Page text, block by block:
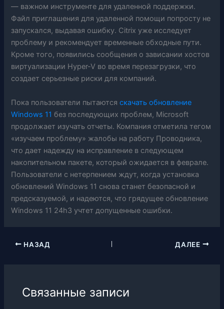
— важном инструменте для удаленной поддержки.
Файл приглашения для удаленной помощи попросту не
запускался, выдавая ошибку. Citrix уже исследует
проблему и рекомендует временные обходные пути.
Кроме того, появились сообщения о зависании хостов
виртуализации Hyper-V во время перезагрузки, что
создает серьезные риски для компаний.
Пока пользователи пытаютсяскачать обновление
Windows 11 без последующих проблем, Microsoft
продолжает изучать отчеты. Компания отметила тегом
«изучаем проблему» жалобы на работу Проводника,
что дает надежду на исправление в следующем
накопительном пакете, который ожидается в феврале.
Пользователи с нетерпением ждут, когда установка
обновлений Windows 11 снова станет безопасной и
предсказуемой, и надеются, что грядущее обновление
Windows 11 24h3 учтет допущенные ошибки.
НАЗАД ДАЛЕЕ
Связанные записи